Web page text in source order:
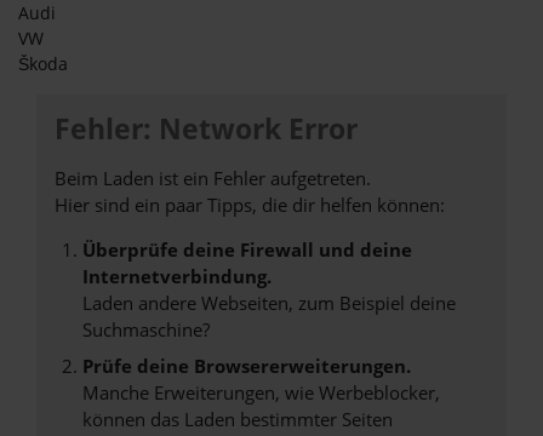
Audi
VW
Škoda
Fehler: Network Error
Beim Laden ist ein Fehler aufgetreten.
Hier sind ein paar Tipps, die dir helfen können:
Überprüfe deine Firewall und deine
Internetverbindung.
Laden andere Webseiten, zum Beispiel deine
Suchmaschine?
Prüfe deine Browsererweiterungen.
Manche Erweiterungen, wie Werbeblocker,
können das Laden bestimmter Seiten